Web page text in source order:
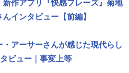
作アプリ『快感フレーズ』菊地
インタビュー【前編】
アーサーさんが感じた現代らし
ビュー｜事変上等